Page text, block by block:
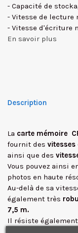
- Capacité de
- Vitesse de lecture
- Vitesse d'écriture
En savoir plus
Description
La carte mémoire
fournit des
ainsi que des
Vous pouvez ainsi
photos en haute
Au-delà de sa
également très
7,5 m.
Il résiste